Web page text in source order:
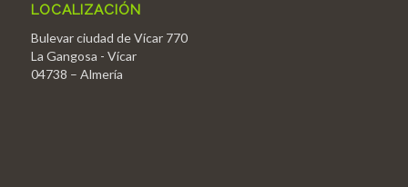
LOCALIZACIÓN
Bulevar ciudad de Vícar 770
La Gangosa - Vícar
04738 – Almería